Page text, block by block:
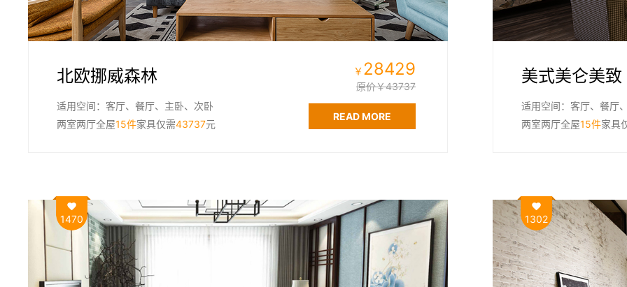
北欧挪威森林
适用空间：客厅、餐厅、主卧、次卧
两室两厅全屋15件家具仅需43737元
￥ 28429
原价￥43737
READ MORE
美式美仑美致
适用空间：客厅、餐厅
两室两厅全屋15件家具
1470 1302